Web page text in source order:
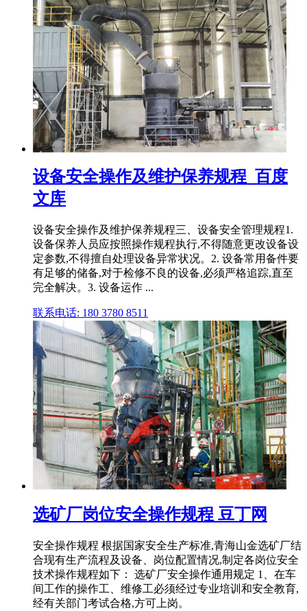
设备安全操作及维护保养规程_百度
文库
设备安全操作及维护保养规程三、设备安全管理规程1.
设备保养人员应按照操作规程执行,不得随意更改设备设
定参数,不得擅自处理设备异常状况。2. 设备常用备件要
有足够的储备,对于检修不良的设备,必须严格追踪,直至
完全解决。3. 设备运作 ...
联系电话: 180 3780 8511
选矿厂岗位安全操作规程 豆丁网
安全操作规程 根据国家安全生产标准,青海山金选矿厂结
合现有生产流程及设备、岗位配置情况,制定各岗位安全
技术操作规程如下： 选矿厂安全操作通用规定 1、在车
间工作的操作工、维修工必须经过专业培训和安全教育,
经有关部门考试合格,方可上岗。